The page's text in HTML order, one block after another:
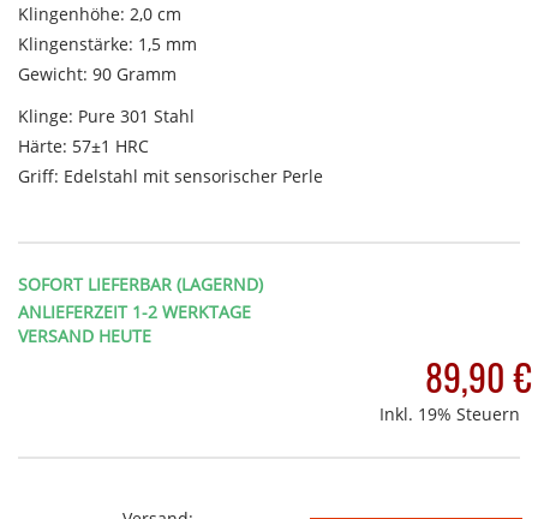
Klingenhöhe: 2,0 cm
Klingenstärke: 1,5 mm
Gewicht: 90 Gramm
Klinge: Pure 301 Stahl
Härte: 57±1 HRC
Griff: Edelstahl mit sensorischer Perle
SOFORT LIEFERBAR (LAGERND)
ANLIEFERZEIT 1-2 WERKTAGE
VERSAND HEUTE
89,90 €
Inkl. 19% Steuern